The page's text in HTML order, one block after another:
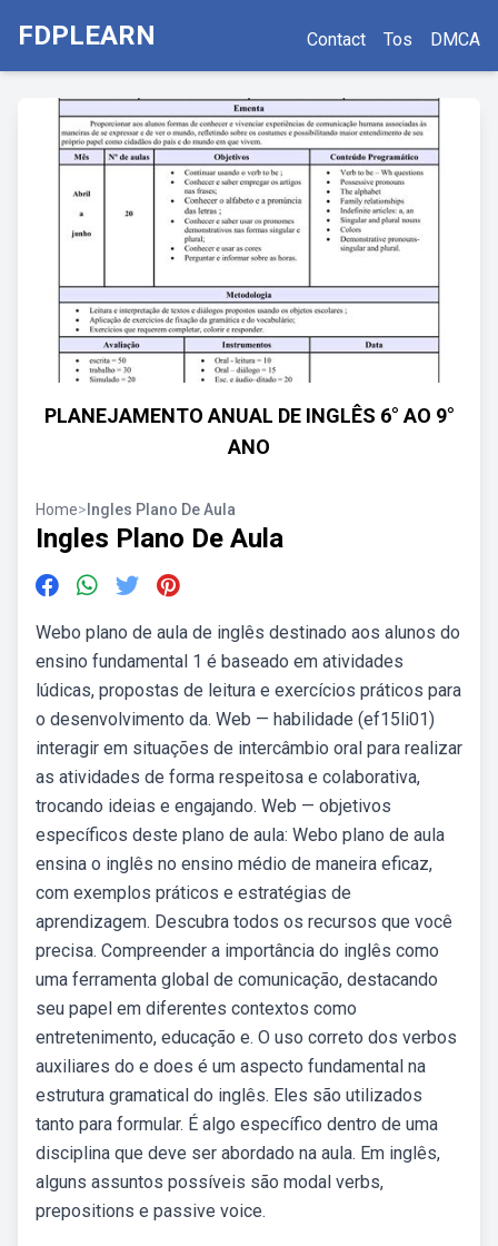
FDPLEARN Contact Tos DMCA
PLANEJAMENTO ANUAL DE INGLÊS 6° AO 9°
ANO
Home> Ingles Plano De Aula
Ingles Plano De Aula
Webo plano de aula de inglês destinado aos alunos do
ensino fundamental 1 é baseado em atividades
lúdicas, propostas de leitura e exercícios práticos para
o desenvolvimento da. Web — habilidade (ef15li01)
interagir em situações de intercâmbio oral para realizar
as atividades de forma respeitosa e colaborativa,
trocando ideias e engajando. Web — objetivos
específicos deste plano de aula: Webo plano de aula
ensina o inglês no ensino médio de maneira eficaz,
com exemplos práticos e estratégias de
aprendizagem. Descubra todos os recursos que você
precisa. Compreender a importância do inglês como
uma ferramenta global de comunicação, destacando
seu papel em diferentes contextos como
entretenimento, educação e. O uso correto dos verbos
auxiliares do e does é um aspecto fundamental na
estrutura gramatical do inglês. Eles são utilizados
tanto para formular. É algo específico dentro de uma
disciplina que deve ser abordado na aula. Em inglês,
alguns assuntos possíveis são modal verbs,
prepositions e passive voice.